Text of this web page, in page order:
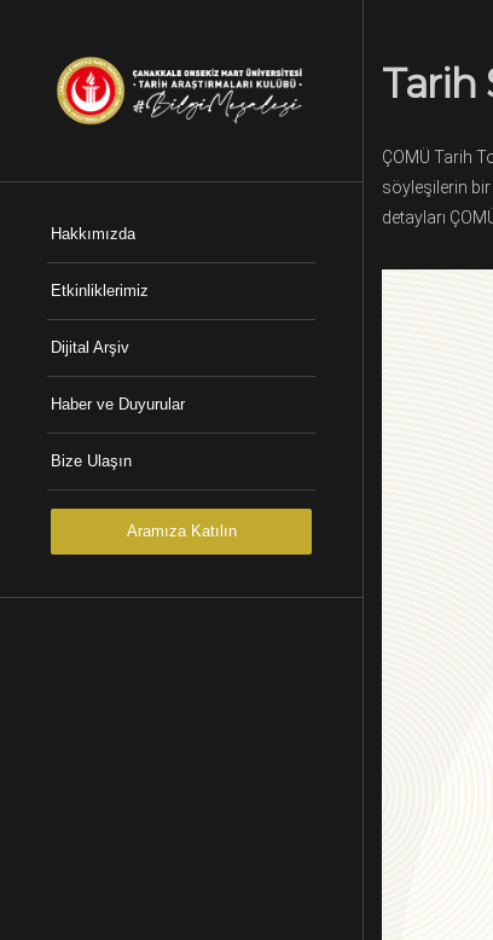
Hakkımızda
Etkinliklerimiz
Dijital Arşiv
Haber ve Duyurular
Bize Ulaşın
Aramıza Katılın
Tarih
ÇOMÜ Tarih
söyleşilerin bir
detayları